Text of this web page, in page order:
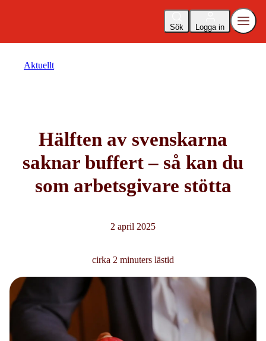
Sök Logga in
Aktuellt
Hälften av svenskarna
saknar buffert – så kan du
som arbetsgivare stötta
2 april 2025
cirka 2 minuters lästid